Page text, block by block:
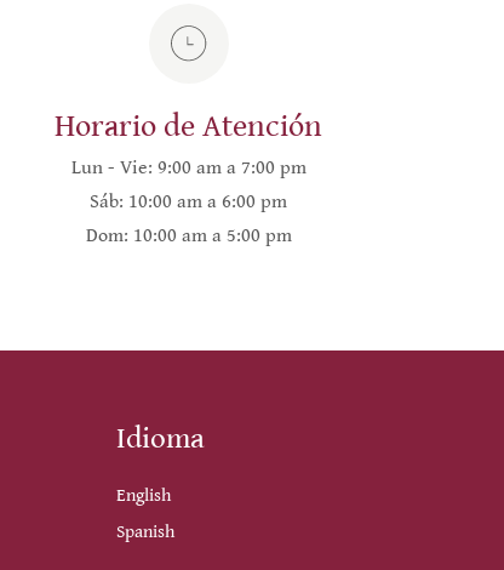
Horario de Atención
Lun - Vie: 9:00 am a 7:00 pm
Sáb: 10:00 am a 6:00 pm
Dom: 10:00 am a 5:00 pm
Idioma
English
Spanish